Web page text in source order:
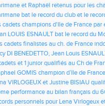
et Raphaël retenus pour les
salle
bat le record du club et le
cadets champions d'Ile de France par
LOUIS ESNAULT bat le record du
masters de 80 ans
cadets finalistes au ch. de France
DI BENEDETTO, Jean Louis
médaillés aux France
et 1 junior qualifiés au Ch de
GOMIS champion d’Ile de
VIRLOGEUX et Justine BISIAU
et National 2
performance au bilan français du
GOMIS
personnels pour Lena Virlogeux